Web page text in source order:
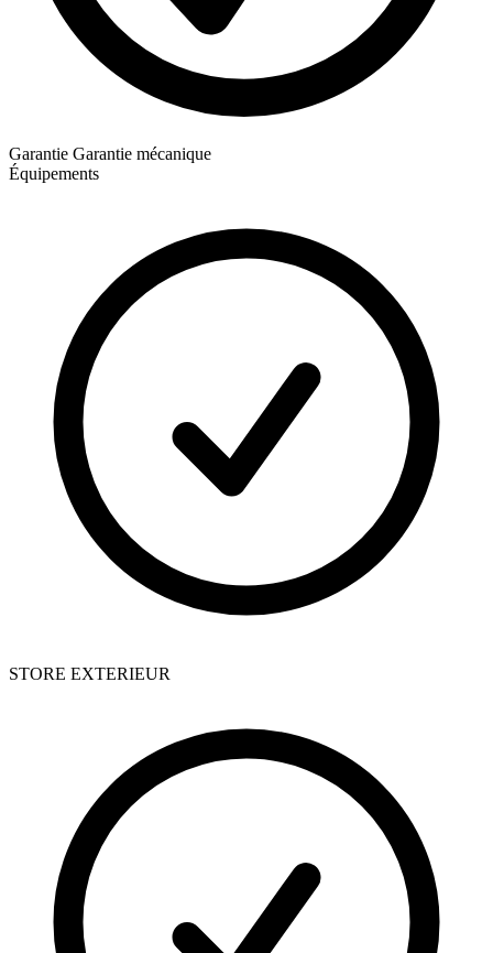
Garantie Garantie mécanique
Équipements
STORE EXTERIEUR